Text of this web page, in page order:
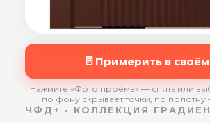
🚪 Примерить в
Нажмите «Фото проёма» — снять или
по фону скрывает точки, по полотну
ЧФД+ · КОЛЛЕКЦИЯ